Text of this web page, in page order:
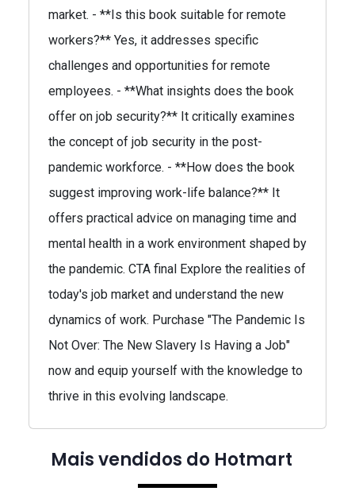
market. - **Is this book suitable for remote
workers?** Yes, it addresses specific
challenges and opportunities for remote
employees. - **What insights does the book
offer on job security?** It critically examines
the concept of job security in the post-
pandemic workforce. - **How does the book
suggest improving work-life balance?** It
offers practical advice on managing time and
mental health in a work environment shaped by
the pandemic. CTA final Explore the realities of
today's job market and understand the new
dynamics of work. Purchase "The Pandemic Is
Not Over: The New Slavery Is Having a Job"
now and equip yourself with the knowledge to
thrive in this evolving landscape.
Mais vendidos do Hotmart